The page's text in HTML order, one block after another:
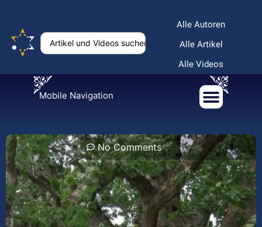
Alle Autoren
Alle Artikel
Alle Videos
Mobile Navigation
No Comments